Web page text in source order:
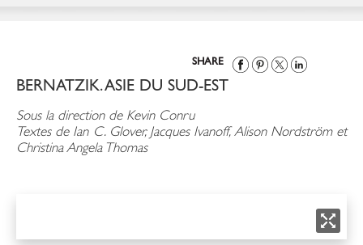
SHARE
BERNATZIK. ASIE DU SUD-EST
Sous la direction de Kevin Conru
Textes de Ian C. Glover, Jacques Ivanoff, Alison Nordström et
Christina Angela Thomas